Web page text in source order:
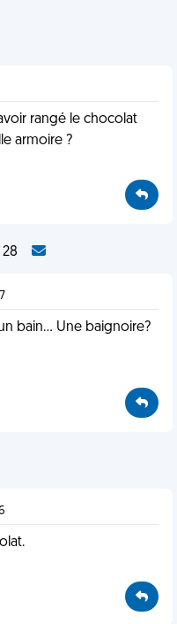
rangé le chocolat
armoire ?
bain... Une baignoire?